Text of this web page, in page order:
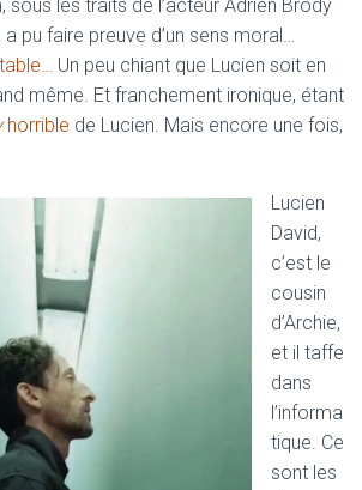
sous les traits de l’acteur Adrien Brody
pu faire preuve d’un sens moral…
Un peu chiant que Lucien soit en
même. Et franchement ironique, étant
horrible de Lucien. Mais encore une fois,
Lucien
David,
c’est le
cousin
d’Archie,
et il taffe
dans
l’informa
tique. Ce
sont les